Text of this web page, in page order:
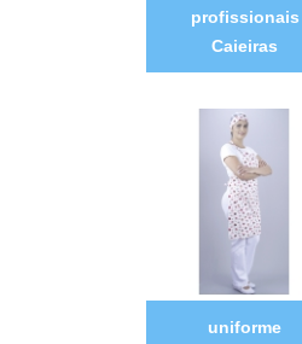
profissionais
Caieiras
uniforme